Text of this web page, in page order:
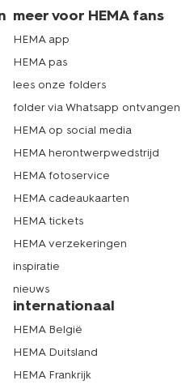
items in je
af. Dan zorgen wij
zo snel mogelijk in handen
voor je kind vandaag al
in het echt bekijken? Kom
Daar hebben we een
voor je klaarliggen.
jou in de buurt zit! Echt
meer voor HEMA fans
HEMA app
HEMA pas
lees onze folders
folder via Whatsapp ontvangen
HEMA op social media
HEMA herontwerpwedstrijd
HEMA fotoservice
HEMA cadeaukaarten
HEMA tickets
HEMA verzekeringen
inspiratie
nieuws
internationaal
HEMA België
HEMA Duitsland
HEMA Frankrijk